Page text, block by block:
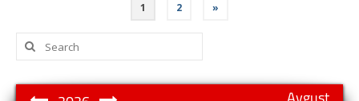
pagination
1 2 »
Search
for: